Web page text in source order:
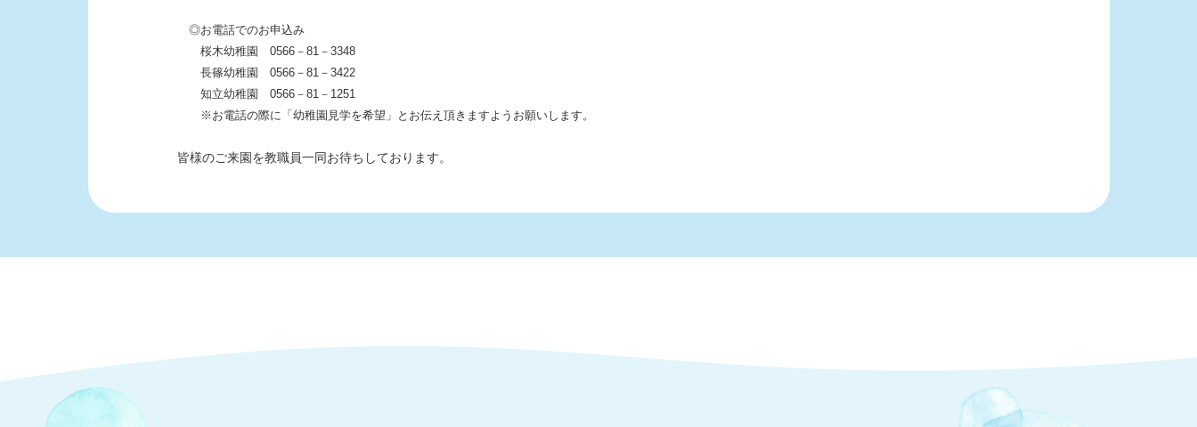
◎お電話でのお申込み
桜木幼稚園 0566－81－3348
長篠幼稚園 0566－81－3422
知立幼稚園 0566－81－1251
※お電話の際に「幼稚園見学を希望」とお伝え頂きますようお願いします。
皆様のご来園を教職員一同お待ちしております。